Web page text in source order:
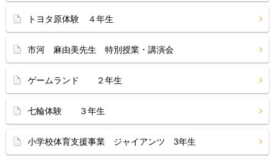
トヨタ原体験 ４年生
市河 麻由美先生 特別授業・講演会
ゲームランド ２年生
七輪体験 ３年生
小学校体育支援事業 ジャイアンツ 3年生